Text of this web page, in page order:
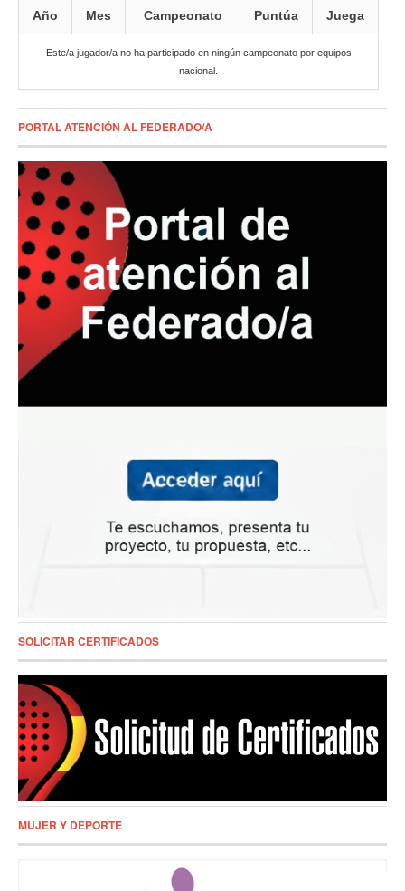
Año Mes Campeonato Puntúa Juega
Este/a jugador/a no ha participado en ningún campeonato por equipos
nacional.
PORTAL ATENCIÓN AL FEDERADO/A
SOLICITAR CERTIFICADOS
MUJER Y DEPORTE